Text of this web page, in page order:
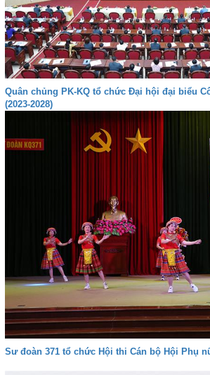
Quân chủng PK-KQ tổ chức Đại hội đại biểu
(2023-2028)
Sư đoàn 371 tổ chức Hội thi Cán bộ Hội Phụ